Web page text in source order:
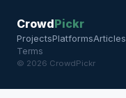
CrowdPickr
ProjectsPlatformsArticles
Terms
© 2026 CrowdPickr